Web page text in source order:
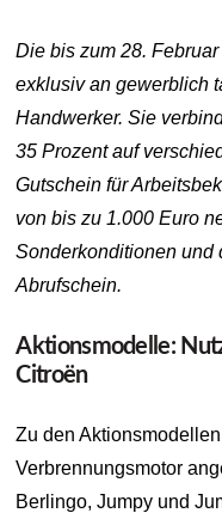
Die bis zum 28.
exklusiv an gewerblich
Handwerker. Sie
35 Prozent auf
Gutschein für
von bis zu 1.000 Euro
Sonderkonditionen und
Abrufschein.
Aktionsmodelle:
Citroën
Zu den
Verbrennungsmotor
Berlingo, Jumpy und